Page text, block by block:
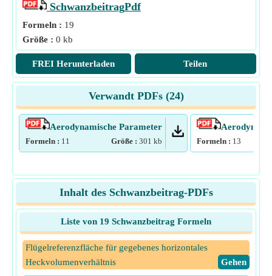
SchwanzbeitragPdf
Formeln : 19
Größe : 0 kb
FREI Herunterladen Teilen
Verwandt PDFs (24)
Aerodynamische Parameter
Formeln : 11 Größe : 301 kb Formeln : 13
Inhalt des Schwanzbeitrag-PDFs
Liste von 19 Schwanzbeitrag Formeln
Flügelreferenzfläche für gegebenes horizontales
Heckvolumenverhältnis
​Gehen